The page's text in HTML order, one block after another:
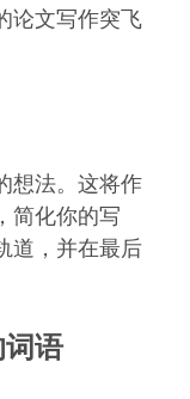
论文写作突飞
想法。这将作
简化你的写
道，并在最后
语